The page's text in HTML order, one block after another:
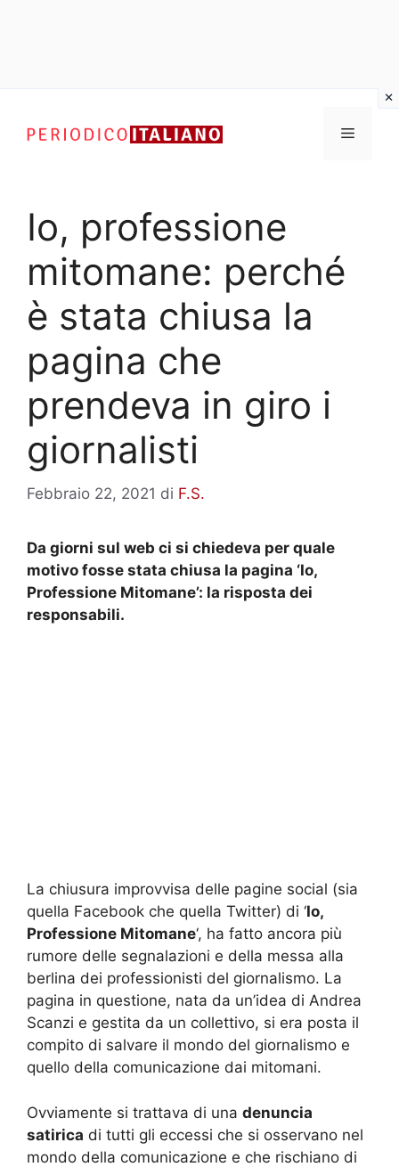
contenuto
Menu
Io, professione
mitomane: perché
è stata chiusa la
pagina che
prendeva in giro i
giornalisti
Febbraio 22, 2021 di F.S.
Da giorni sul web ci si chiedeva per quale
motivo fosse stata chiusa la pagina ‘Io,
Professione Mitomane’: la risposta dei
responsabili.
La chiusura improvvisa delle pagine social (sia
quella Facebook che quella Twitter) di ‘Io,
Professione Mitomane‘, ha fatto ancora più
rumore delle segnalazioni e della messa alla
berlina dei professionisti del giornalismo. La
pagina in questione, nata da un’idea di Andrea
Scanzi e gestita da un collettivo, si era posta il
compito di salvare il mondo del giornalismo e
quello della comunicazione dai mitomani.
Ovviamente si trattava di una denuncia
satirica di tutti gli eccessi che si osservano nel
mondo della comunicazione e che rischiano di